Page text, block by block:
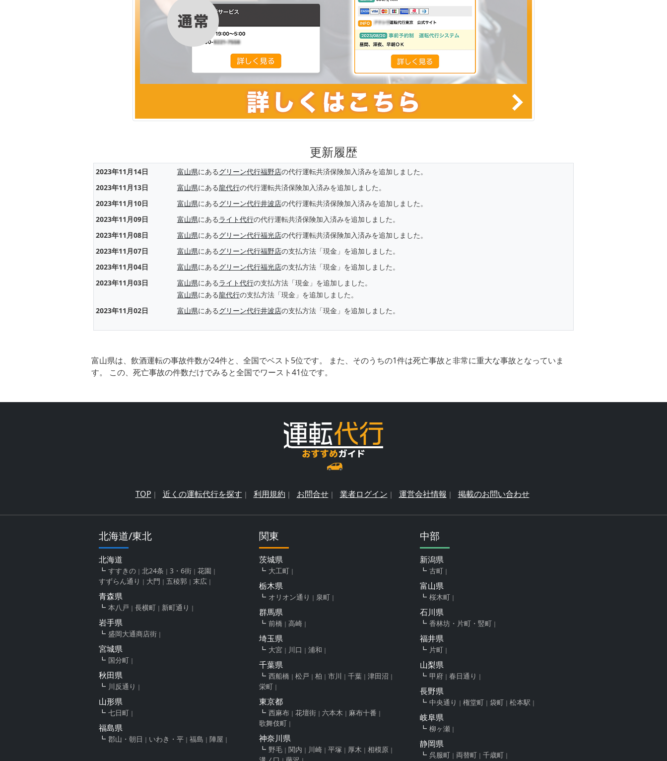
更新履歴
2023年11月14日 富山県にあるグリーン代行福野店の代行運転共済保険加入済みを追加しました。
2023年11月13日
富山県にある龍代行の代行運転共済保険加入済みを追加しました。
2023年11月10日
富山県にあるグリーン代行井波店の代行運転共済保険加入済みを追加しました。
2023年11月09日
富山県にあるライト代行の代行運転共済保険加入済みを追加しました。
2023年11月08日
富山県にあるグリーン代行福光店の代行運転共済保険加入済みを追加しました。
2023年11月07日
富山県にあるグリーン代行福野店の支払方法「現金」を追加しました。
2023年11月04日
富山県にあるグリーン代行福光店の支払方法「現金」を追加しました。
2023年11月03日
富山県にあるライト代行の支払方法「現金」を追加しました。
富山県にある龍代行の支払方法「現金」を追加しました。
2023年11月02日
富山県にあるグリーン代行井波店の支払方法「現金」を追加しました。
富山県は、飲酒運転の事故件数が24件と、全国でベスト5位です。 また、そのうちの1件は死亡事故と非常に重大な事故となっていま
す。 この、死亡事故の件数だけでみると全国でワースト41位です。
TOP 近くの運転代行を探す 利用規約 お問合せ 業者ログイン 運営会社情報 掲載のお問い合わせ
北海道/東北
北海道
すすきの 北24条 3・6街
花園
すずらん通り
大門 五稜郭 末広
青森県
本八戸 長横町 新町通り
岩手県
盛岡大通商店街
宮城県
国分町
秋田県
川反通り
山形県
七日町
福島県
郡山・朝日 いわき・平 福島 陣屋
関東
茨城県
大工町
栃木県
オリオン通り 泉町
群馬県
前橋 高崎
埼玉県
大宮 川口 浦和
千葉県
西船橋 松戸 柏 市川 千葉
津田沼
栄町
東京都
西麻布 花壇街 六本木
麻布十番
歌舞伎町
神奈川県
野毛 関内 川崎 平塚 厚木
相模原
中部
新潟県
古町
富山県
桜木町
石川県
香林坊・片町・竪町
福井県
片町
山梨県
甲府 春日通り
長野県
中央通り 権堂町 袋町 松本駅
岐阜県
柳ヶ瀬
静岡県
呉服町 両替町 千歳町